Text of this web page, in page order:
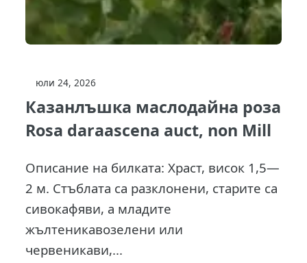
юли 24, 2026
Казанлъшка маслодайна роза
Rosa daraascena auct, non Mill
Описание на билката: Храст, висок 1,5—
2 м. Стъблата са разклонени, старите са
сивокафяви, а младите
жълтеникавозелени или
червеникави,...